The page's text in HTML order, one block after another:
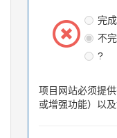
完成
不
?
项目网站必须提
或增强功能）以